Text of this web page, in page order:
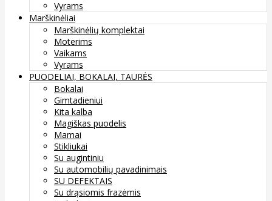
Vyrams
Marškinėliai
Marškinėlių komplektai
Moterims
Vaikams
Vyrams
PUODELIAI, BOKALAI, TAURĖS
Bokalai
Gimtadieniui
Kita kalba
Magiškas puodelis
Mamai
Stikliukai
Su augintiniu
Su automobilių pavadinimais
SU DEFEKTAIS
Su drąsiomis frazėmis